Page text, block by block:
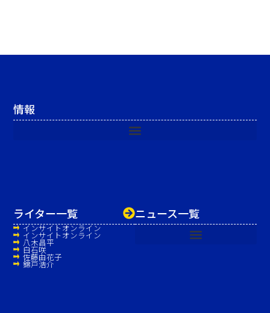
ニュース一覧
ライター一覧
インサイトオンライン
インサイトオンライン
八木昌平
白石咲
佐藤由花子
錦戸浩介
情報